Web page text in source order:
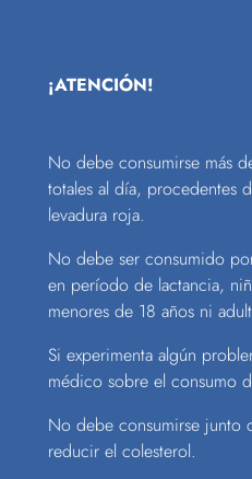
¡ATENCIÓN!
No debe consumirse más
totales al día, procedentes
levadura roja.
No debe ser consumido
en período de lactancia,
menores de 18 años ni
Si experimenta algún
médico sobre el consumo
No debe consumirse junto
reducir el colesterol.